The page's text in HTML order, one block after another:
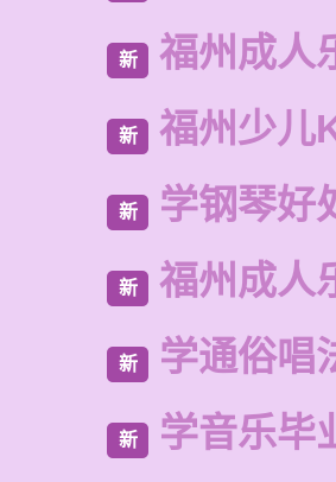
新 福州成人
新 福州少儿
新 学钢琴好
新 福州成人
新 学通俗唱
新 学音乐毕